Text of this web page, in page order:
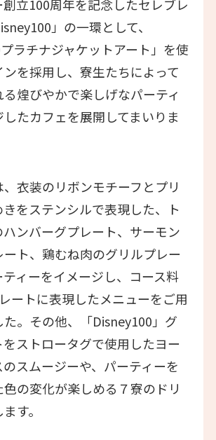
立100周年を記念したセレブレ
」の一環として、
プラチナジャケットアート」を使
を採用し、寮生たちによって
煌びやかで楽しげなパーティ
たカフェを展開してまいりま
衣装のリボンモチーフとプリ
きをステンシルで表現した、ト
ンバーグプレート、サーモン
ト、鶏むね肉のグリルプレー
ティーをイメージし、コース料
ートに表現したメニューをご用
。その他、「Disney100」グ
をストロータグで使用したヨー
スムージーや、パーティーを
の変化が楽しめる７寮のドリ
す。